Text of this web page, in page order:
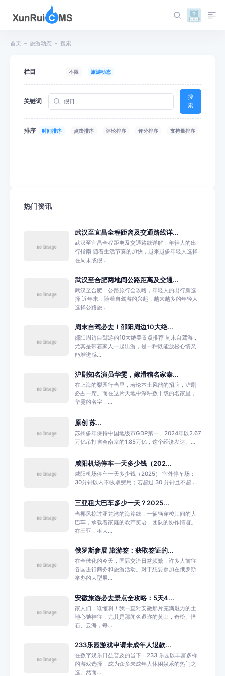
首页 旅游动态 搜索
栏目 不限 旅游动态
关键词
搜
索
排序 时间排序 点击排序 评论排序 评分排序 支持量排序
热门资讯
武汉至宜昌全程距离及交通路线详...
武汉至宜昌全程距离及交通路线详解：年轻人的出
行指南 随着生活节奏的加快，越来越多年轻人选择
在周末或假...
武汉至合肥两地间公路距离及交通...
武汉至合肥：公路旅行全攻略，年轻人的出行新选
择 近年来，随着自驾游的兴起，越来越多的年轻人
选择公路旅...
周末自驾必去！邵阳周边10大绝...
邵阳周边自驾游的10大绝美景点推荐 周末自驾游，
尤其是带着家人一起出游，是一种既能放松心情又
能增进感...
沪剧知名演员华雯，嫁滑稽名家秦...
在上海的梨园行当里，若论本土风韵的招牌，沪剧
必占一席。而在这片天地中深耕数十载的名家里，
华雯的名字，...
原创 苏...
苏州多年保持中国地级市GDP第一、2024年以2.67
万亿吊打省会南京的1.85万亿，这个经济发达、...
咸阳机场停车一天多少钱（202...
咸阳机场停车一天多少钱（2025） 室外停车场：
30分钟以内不收取费用；若超过 30 分钟且不超...
三亚租大巴车多少一天？2025...
当椰风掠过亚龙湾的海岸线，一辆辆穿梭其间的大
巴车，承载着家庭的欢声笑语、团队的协作情谊。
在三亚，租大...
俄罗斯参展 旅游签：获取签证的...
在全球化的今天，国际交流日益频繁，许多人前往
各国进行商务和旅游活动。对于想要参加在俄罗斯
举办的大型展...
安徽旅游必去景点全攻略：5天4...
家人们，谁懂啊！我一直对安徽那片充满魅力的土
地心驰神往，尤其是那闻名遐迩的黄山，奇松、怪
石、云海，每...
233乐园游戏申请未成年人退款...
在数字娱乐日益普及的当下，233 乐园以丰富多样
的游戏选择，成为众多未成年人休闲娱乐的热门之
选。然而...